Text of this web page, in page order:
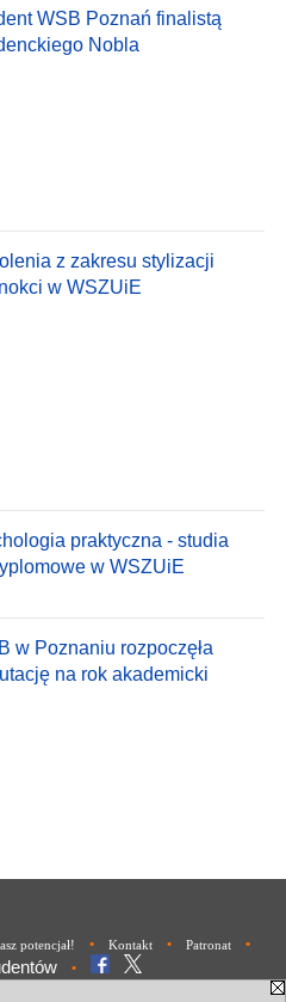
WSB Poznań finalistą
Nobla
z zakresu stylizacji
w WSZUiE
praktyczna - studia
w WSZUiE
w Poznaniu rozpoczęła
na rok akademicki
potencjał! • Kontakt • Patronat •
•